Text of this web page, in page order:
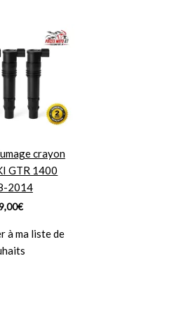
crayon
GTR 1400
2014
€
à ma liste de